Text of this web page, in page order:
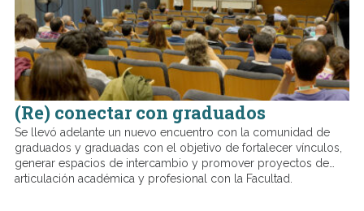
(Re) conectar con graduados
Se llevó adelante un nuevo encuentro con la comunidad de
graduados y graduadas con el objetivo de fortalecer vínculos,
generar espacios de intercambio y promover proyectos de
articulación académica y profesional con la Facultad.